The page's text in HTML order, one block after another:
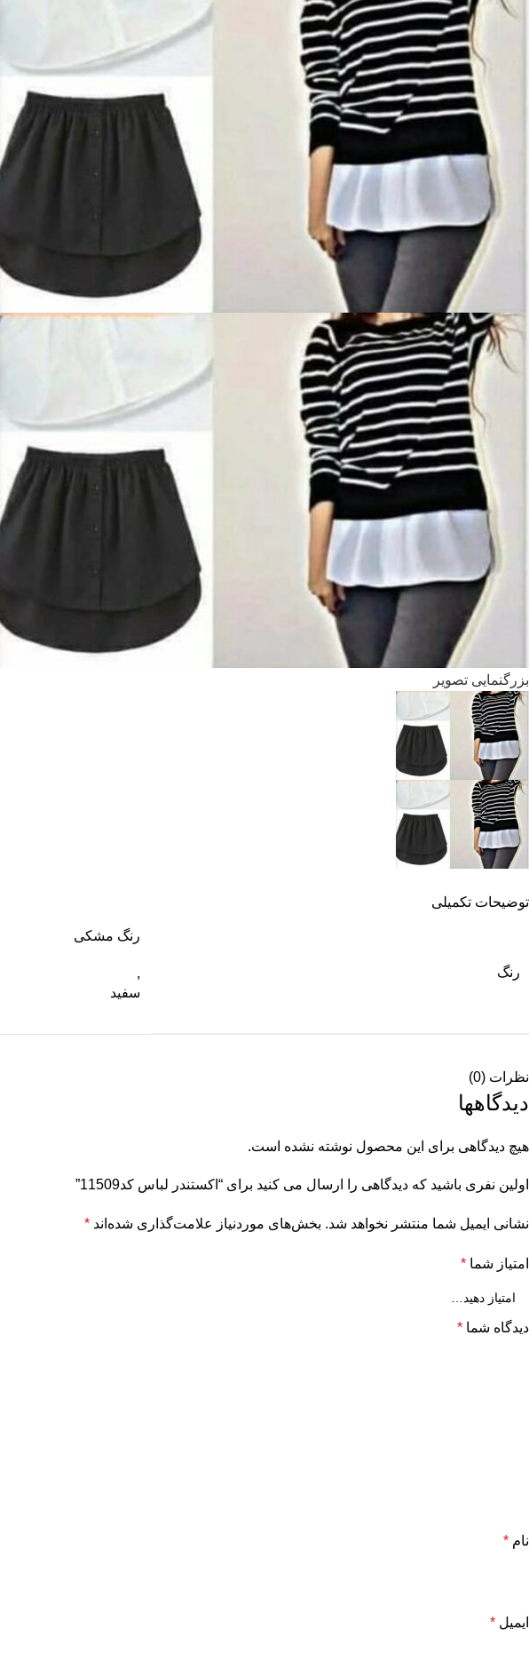
بزرگنمایی تصویر
توضیحات تکمیلی
رنگ
رنگ مشکی
,
سفید
نظرات (0)
دیدگاهها
هیچ دیدگاهی برای این محصول نوشته نشده است.
اولین نفری باشید که دیدگاهی را ارسال می کنید برای “اکستندر لباس کد11509”
نشانی ایمیل شما منتشر نخواهد شد. بخش‌های موردنیاز علامت‌گذاری شده‌اند *
امتیاز شما *
دیدگاه شما *
نام *
ایمیل *